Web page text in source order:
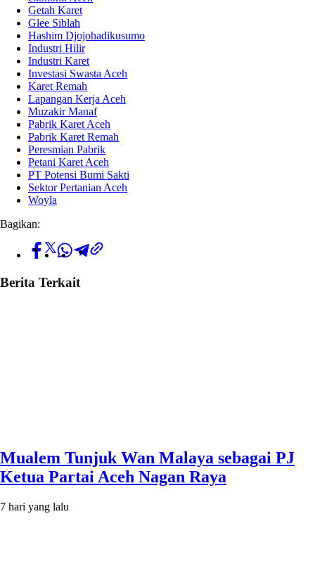
Getah Karet
Glee Siblah
Hashim Djojohadikusumo
Industri Hilir
Industri Karet
Investasi Swasta Aceh
Karet Remah
Lapangan Kerja Aceh
Muzakir Manaf
Pabrik Karet Aceh
Pabrik Karet Remah
Peresmian Pabrik
Petani Karet Aceh
PT Potensi Bumi Sakti
Sektor Pertanian Aceh
Woyla
Bagikan:
Berita Terkait
Mualem Tunjuk Wan Malaya sebagai PJ
Ketua Partai Aceh Nagan Raya
7 hari yang lalu